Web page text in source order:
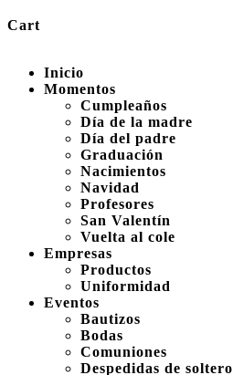
Cart
Inicio
Momentos
Cumpleaños
Día de la madre
Día del padre
Graduación
Nacimientos
Navidad
Profesores
San Valentín
Vuelta al cole
Empresas
Productos
Uniformidad
Eventos
Bautizos
Bodas
Comuniones
Despedidas de soltero